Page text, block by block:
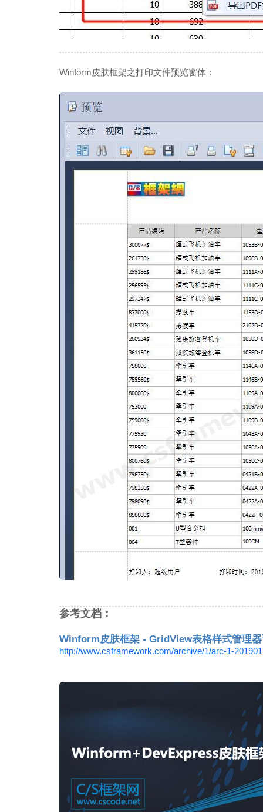
Winform皮肤框架之打印文件预览窗体：
参考文档：
Winform皮肤框架 - GridView表格样式管理
http://www.csframework.com/archive/1/arc-1-